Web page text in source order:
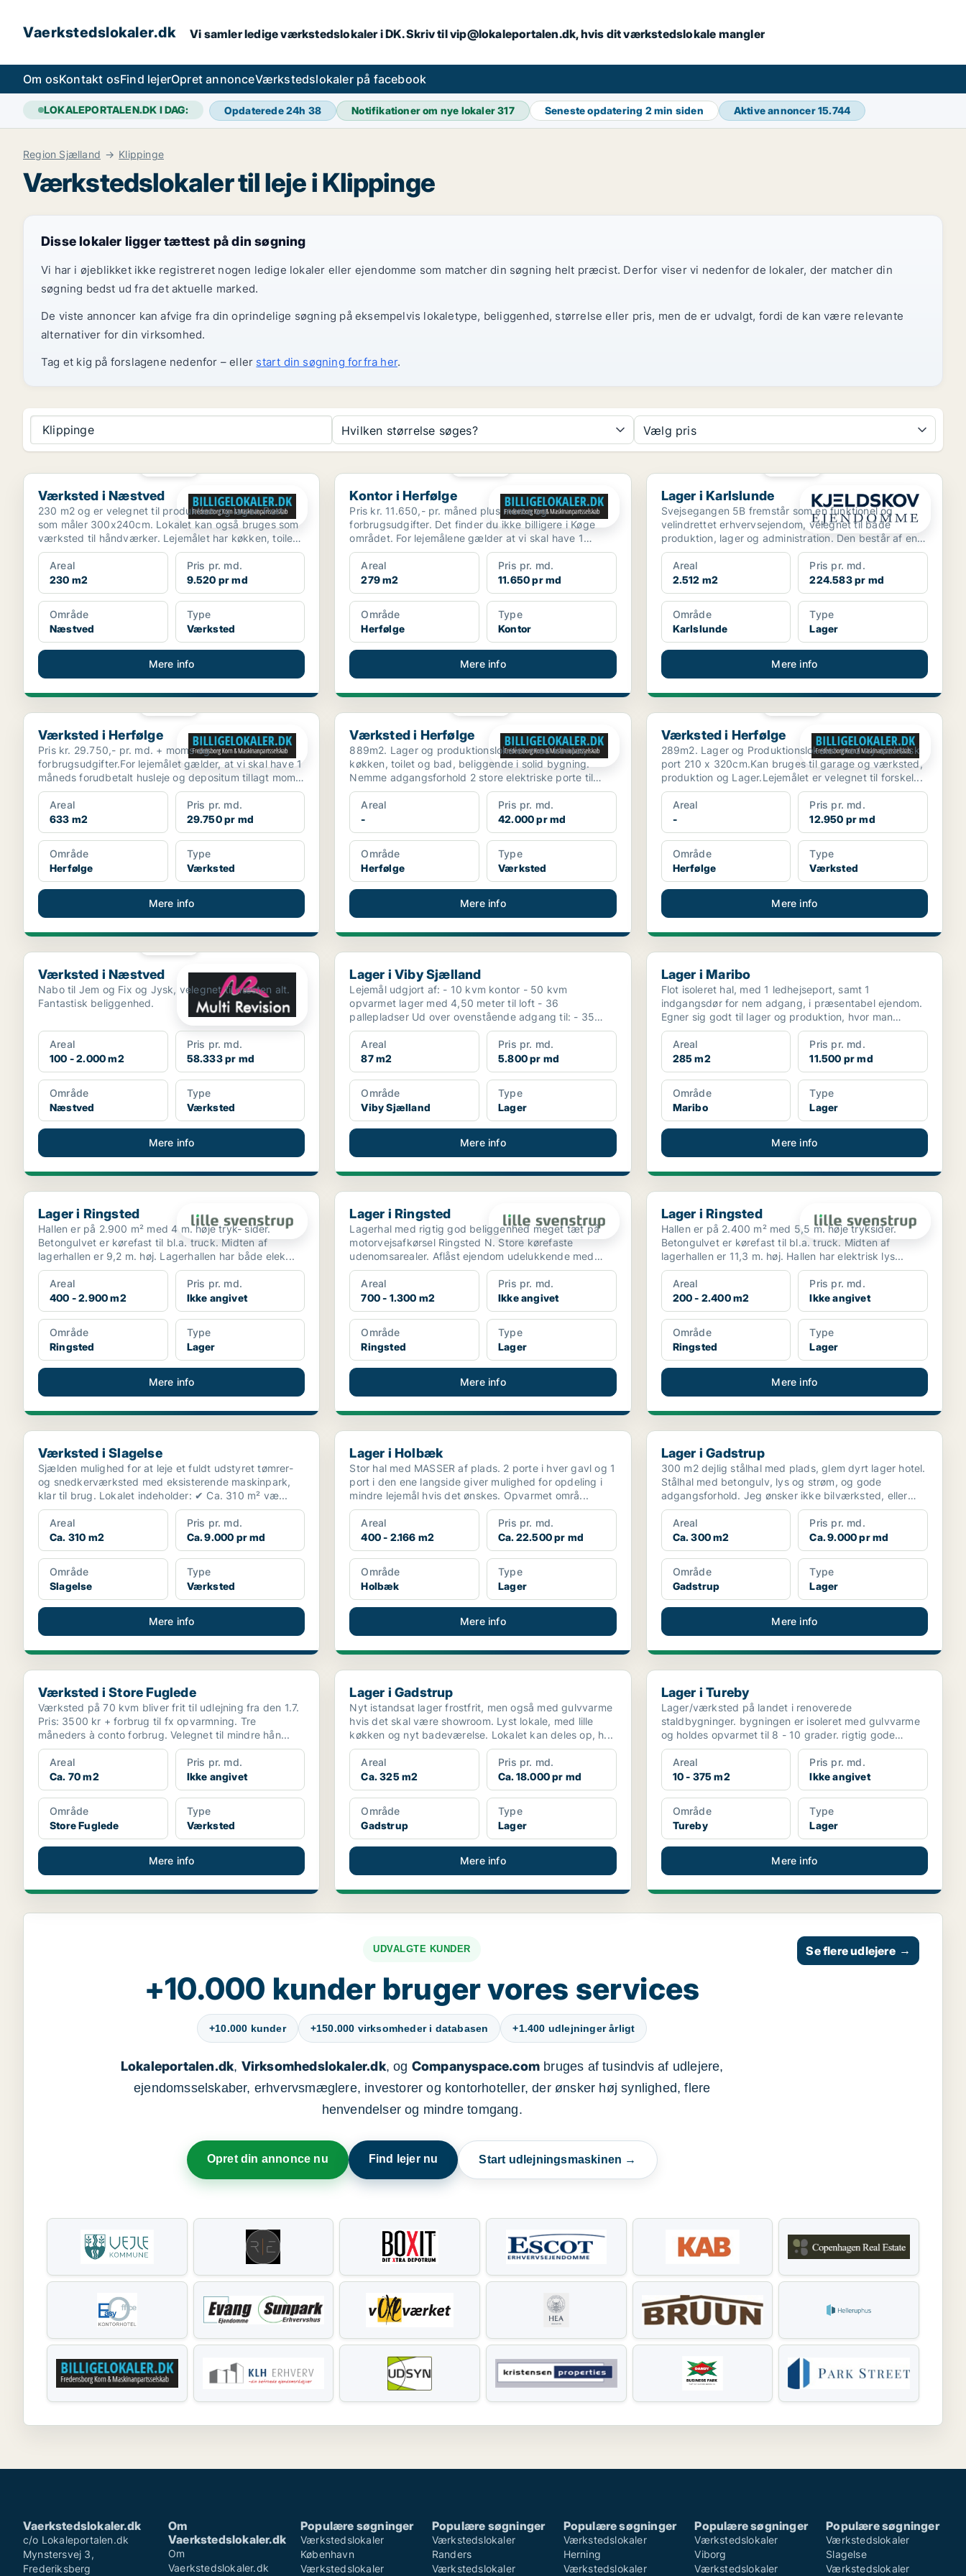
Vaerkstedslokaler.dk Vi samler ledige værkstedslokaler i DK. Skriv til vip@lokaleportalen.dk, hvis dit værkstedslokale mangler
Om osKontakt osFind lejerOpret annonceVærkstedslokaler på facebook
LOKALEPORTALEN.DK I DAG: Opdaterede 24h 38 Notifikationer om nye lokaler317 Seneste opdatering 2 min siden Aktive annoncer15.744
Region Sjælland Klippinge
Værkstedslokaler til leje i Klippinge
Disse lokaler ligger tættest på din søgning
Vi har i øjeblikket ikke registreret nogen ledige lokaler eller ejendomme som matcher din søgning helt præcist. Derfor viser vi nedenfor de lokaler, der matcher din
søgning bedst ud fra det aktuelle marked.
De viste annoncer kan afvige fra din oprindelige søgning på eksempelvis lokaletype, beliggenhed, størrelse eller pris, men de er udvalgt, fordi de kan være relevante
alternativer for din virksomhed.
Tag et kig på forslagene nedenfor – eller start din søgning forfra her.
Klippinge Hvilken størrelse søges? Vælg pris
Værksted i Næstved
Værksted i Næstved
230 m2 og er velegnet til produktion og lager. Port
som måler 300x240cm. Lokalet kan også bruges som
værksted til håndværker. Lejemålet har køkken, toilet
og...
Areal
230 m2
Pris pr. md.
9.520 pr md
Område
Næstved
Type
Værksted
Mere info
Kontor i Herfølge
Kontor i Herfølge
Pris kr. 11.650,- pr. måned plus moms og
forbrugsudgifter. Det finder du ikke billigere i Køge
området. For lejemålene gælder at vi skal have 1
måneds foru...
Areal
279 m2
Pris pr. md.
11.650 pr md
Område
Herfølge
Type
Kontor
Mere info
Lager i Karlslunde
Lager i Karlslunde
Svejsegangen 5B fremstår som en funktionel og
velindrettet erhvervsejendom, velegnet til både
produktion, lager og administration. Den består af en
hovedbygn...
Areal
2.512 m2
Pris pr. md.
224.583 pr md
Område
Karlslunde
Type
Lager
Mere info
Værksted i Herfølge
Værksted i Herfølge
Pris kr. 29.750,- pr. md. + moms og
forbrugsudgifter.For lejemålet gælder, at vi skal have 1
måneds forudbetalt husleje og depositum tillagt moms.
Lokalern...
Areal
633 m2
Pris pr. md.
29.750 pr md
Område
Herfølge
Type
Værksted
Mere info
Værksted i Herfølge
Værksted i Herfølge
889m2. Lager og produktionslokaler med kontor,
køkken, toilet og bad, beliggende i solid bygning.
Nemme adgangsforhold 2 store elektriske porte til
lager, pl...
Areal
-
Pris pr. md.
42.000 pr md
Område
Herfølge
Type
Værksted
Mere info
Værksted i Herfølge
Værksted i Herfølge
289m2. Lager og Produktionslokaler med ny elektrisk
port 210 x 320cm.Kan bruges til garage og værksted,
produktion og Lager.Lejemålet er velegnet til forskel...
Areal
-
Pris pr. md.
12.950 pr md
Område
Herfølge
Type
Værksted
Mere info
Værksted i Næstved
Værksted i Næstved
Nabo til Jem og Fix og Jysk, velegnet til næsten alt.
Fantastisk beliggenhed.
Areal
100 - 2.000 m2
Pris pr. md.
58.333 pr md
Område
Næstved
Type
Værksted
Mere info
Lager i Viby Sjælland
Lager i Viby Sjælland
Lejemål udgjort af: - 10 kvm kontor - 50 kvm
opvarmet lager med 4,50 meter til loft - 36
pallepladser Ud over ovenstående adgang til: - 35
kvm spisest...
Areal
87 m2
Pris pr. md.
5.800 pr md
Område
Viby Sjælland
Type
Lager
Mere info
Lager i Maribo
Lager i Maribo
Flot isoleret hal, med 1 ledhejseport, samt 1
indgangsdør for nem adgang, i præsentabel ejendom.
Egner sig godt til lager og produktion, hvor man
samtidig...
Areal
285 m2
Pris pr. md.
11.500 pr md
Område
Maribo
Type
Lager
Mere info
Lager i Ringsted
Lager i Ringsted
Hallen er på 2.900 m² med 4 m. høje tryk- sider.
Betongulvet er kørefast til bl.a. truck. Midten af
lagerhallen er 9,2 m. høj. Lagerhallen har både elek...
Areal
400 - 2.900 m2
Pris pr. md.
Ikke angivet
Område
Ringsted
Type
Lager
Mere info
Lager i Ringsted
Lager i Ringsted
Lagerhal med rigtig god beliggenhed meget tæt på
motorvejsafkørsel Ringsted N. Store kørefaste
udenomsarealer. Aflåst ejendom udelukkende med
adgang for pe...
Areal
700 - 1.300 m2
Pris pr. md.
Ikke angivet
Område
Ringsted
Type
Lager
Mere info
Lager i Ringsted
Lager i Ringsted
Hallen er på 2.400 m² med 5,5 m. høje tryksider.
Betongulvet er kørefast til bl.a. truck. Midten af
lagerhallen er 11,3 m. høj. Hallen har elektrisk lys...
Areal
200 - 2.400 m2
Pris pr. md.
Ikke angivet
Område
Ringsted
Type
Lager
Mere info
Værksted i Slagelse
Værksted i Slagelse
Sjælden mulighed for at leje et fuldt udstyret tømrer-
og snedkerværksted med eksisterende maskinpark,
klar til brug. Lokalet indeholder: ✔ Ca. 310 m² væ...
Areal
Ca. 310 m2
Pris pr. md.
Ca. 9.000 pr md
Område
Slagelse
Type
Værksted
Mere info
Lager i Holbæk
Lager i Holbæk
Stor hal med MASSER af plads. 2 porte i hver gavl og 1
port i den ene langside giver mulighed for opdeling i
mindre lejemål hvis det ønskes. Opvarmet områ...
Areal
400 - 2.166 m2
Pris pr. md.
Ca. 22.500 pr md
Område
Holbæk
Type
Lager
Mere info
Lager i Gadstrup
Lager i Gadstrup
300 m2 dejlig stålhal med plads, glem dyrt lager hotel.
Stålhal med betongulv, lys og strøm, og gode
adgangsforhold. Jeg ønsker ikke bilværksted, eller
opb...
Areal
Ca. 300 m2
Pris pr. md.
Ca. 9.000 pr md
Område
Gadstrup
Type
Lager
Mere info
Værksted i Store Fuglede
Værksted i Store Fuglede
Værksted på 70 kvm bliver frit til udlejning fra den 1.7.
Pris: 3500 kr + forbrug til fx opvarmning. Tre
måneders à conto forbrug. Velegnet til mindre hån...
Areal
Ca. 70 m2
Pris pr. md.
Ikke angivet
Område
Store Fuglede
Type
Værksted
Mere info
Lager i Gadstrup
Lager i Gadstrup
Nyt istandsat lager frostfrit, men også med gulvvarme
hvis det skal være showroom. Lyst lokale, med lille
køkken og nyt badeværelse. Lokalet kan deles op, h...
Areal
Ca. 325 m2
Pris pr. md.
Ca. 18.000 pr md
Område
Gadstrup
Type
Lager
Mere info
Lager i Tureby
Lager i Tureby
Lager/værksted på landet i renoverede
staldbygninger. bygningen er isoleret med gulvvarme
og holdes opvarmet til 8 - 10 grader. rigtig gode
adgangsforholde...
Areal
10 - 375 m2
Pris pr. md.
Ikke angivet
Område
Tureby
Type
Lager
Mere info
UDVALGTE KUNDER
+10.000 kunder bruger vores services
+10.000 kunder +150.000 virksomheder i databasen +1.400 udlejninger årligt
Lokaleportalen.dk, Virksomhedslokaler.dk, og Companyspace.combruges af tusindvis af udlejere,
ejendomsselskaber, erhvervsmæglere, investorer og kontorhoteller, der ønsker høj synlighed, flere
henvendelser og mindre tomgang.
Opret din annonce nu Find lejer nu Start udlejningsmaskinen →
Se flere udlejere →
Vaerkstedslokaler.dk
c/o Lokaleportalen.dk
Mynstersvej 3,
Frederiksberg
Om
Vaerkstedslokaler.dk
Om
Vaerkstedslokaler.dk
Populære søgninger
Værkstedslokaler
København
Værkstedslokaler
Populære søgninger
Værkstedslokaler
Randers
Værkstedslokaler
Populære søgninger
Værkstedslokaler
Herning
Værkstedslokaler
Populære søgninger
Værkstedslokaler
Viborg
Værkstedslokaler
Populære søgninger
Værkstedslokaler
Slagelse
Værkstedslokaler